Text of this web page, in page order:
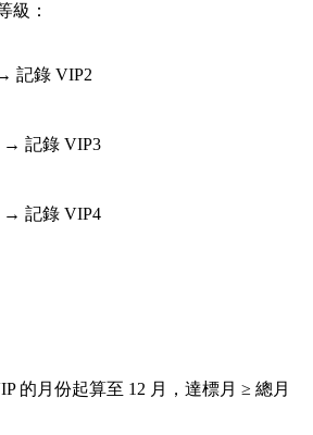
級：
記錄 VIP2
→ 記錄 VIP3
→ 記錄 VIP4
的月份起算至 12 月，達標月 ≥ 總月